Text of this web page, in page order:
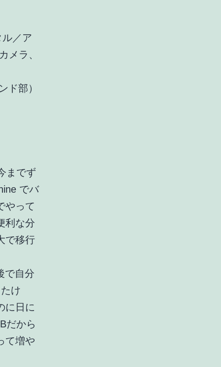
／ア
メラ、
ド部）
までず
でバ
やって
利な分
で移行
で自分
け
に日に
だから
て増や